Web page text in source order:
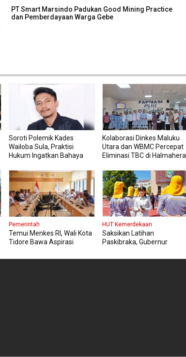
PT Smart Marsindo Padukan Good Mining Practice
dan Pemberdayaan Warga Gebe
Soroti Polemik Kades
Wailoba Sula, Praktisi
Hukum Ingatkan Bahaya
Kolaborasi Dinkes Maluku
Utara dan WBMC Percepat
Eliminasi TBC di Halmahera
Pemerintah
Temui Menkes RI, Wali Kota
Tidore Bawa Aspirasi
Kesehatan
HUT Kemerdekaan
Saksikan Latihan
Paskibraka, Gubernur
dan Jaga Kesehatan